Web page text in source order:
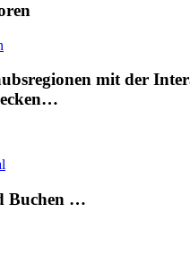
mit der
Buchen …